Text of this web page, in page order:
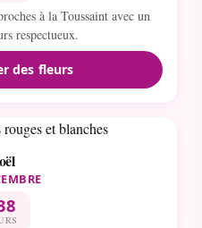
à la Toussaint avec un
respectueux.
des fleurs